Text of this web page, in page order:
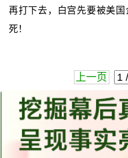
再打下去，白宫先要被美
死！
上一页